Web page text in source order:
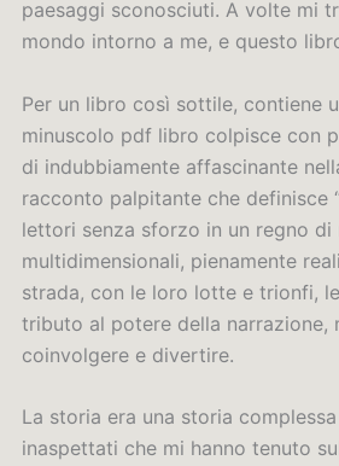
paesaggi sconosciuti. A volte mi
mondo intorno a me, e questo
Per un libro così sottile, contiene
minuscolo pdf libro colpisce con
di indubbiamente affascinante
racconto palpitante che definisce
lettori senza sforzo in un regno
multidimensionali, pienamente
strada, con le loro lotte e trionfi,
tributo al potere della narrazione,
coinvolgere e divertire.
La storia era una storia
inaspettati che mi hanno tenuto